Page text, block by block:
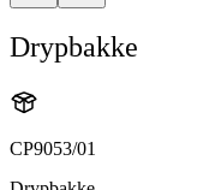
Drypbakke
CP9053/01